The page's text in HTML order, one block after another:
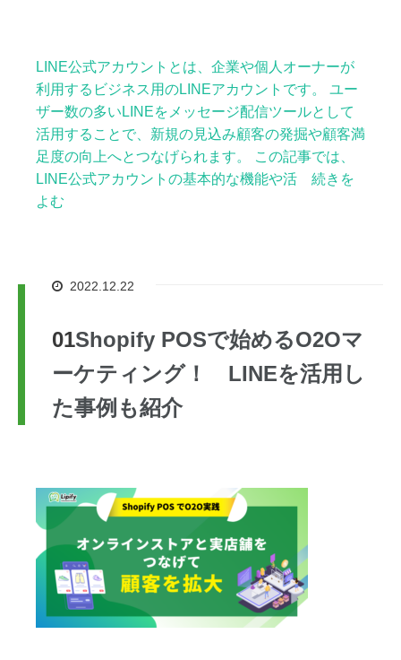
LINE公式アカウントとは、企業や個人オーナーが
利用するビジネス用のLINEアカウントです。 ユー
ザー数の多いLINEをメッセージ配信ツールとして
活用することで、新規の見込み顧客の発掘や顧客満
足度の向上へとつなげられます。 この記事では、
LINE公式アカウントの基本的な機能や活 続きを
よむ
2022.12.22
Shopify POSで始めるO2Oマ
ーケティング！ LINEを活用し
た事例も紹介